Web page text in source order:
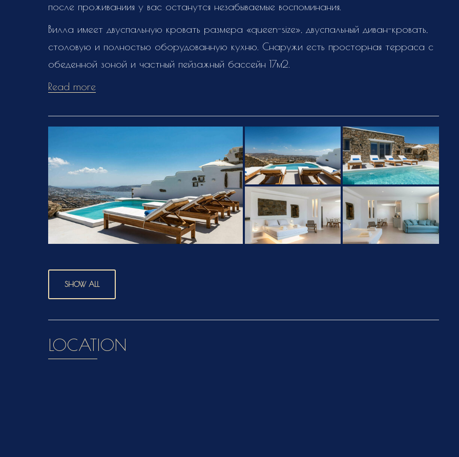
после проживаниия у вас останутся незабываемые воспоминания.
Вилла имеет двуспальную кровать размера «queen-size», двуспальный диван-кровать,
столовую и полностью оборудованную кухню. Снаружи есть просторная терраса с
обеденной зоной и частный пейзажный бассейн 17м2.
Read more
SHOW ALL
LOCATION